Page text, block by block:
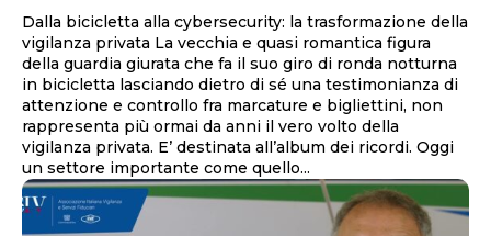
Dalla bicicletta alla cybersecurity: la trasformazione della
vigilanza privata La vecchia e quasi romantica figura
della guardia giurata che fa il suo giro di ronda notturna
in bicicletta lasciando dietro di sé una testimonianza di
attenzione e controllo fra marcature e bigliettini, non
rappresenta più ormai da anni il vero volto della
vigilanza privata. E’ destinata all’album dei ricordi. Oggi
un settore importante come quello...